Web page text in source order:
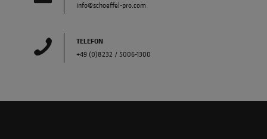
info@schoeffel-pro.com
TELEFON
+49 (0)8232 / 5006-1300